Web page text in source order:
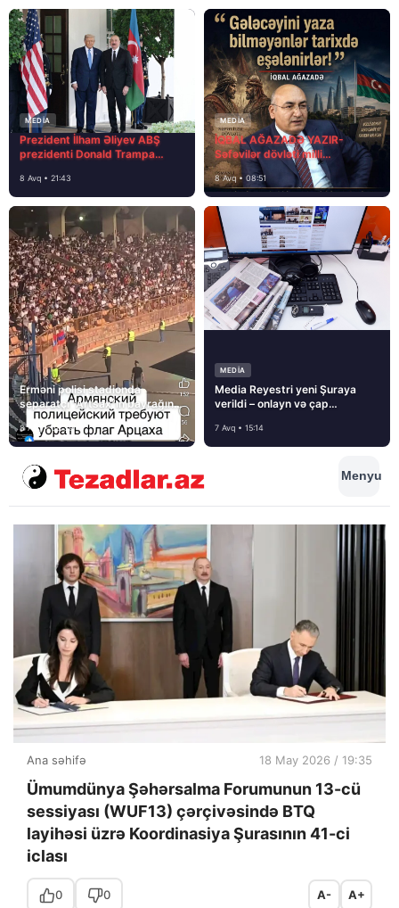
MEDİA
Prezident İlham Əliyev ABŞ
prezidenti Donald Trampa
8 Avq • 21:43
MEDİA
İQBAL AĞAZADƏ YAZIR-
Səfəvilər dövləti milli
dövlətdirmi?
8 Avq • 08:51
Erməni polisi stadionda
separatçı “Artsax”ın bayrağını
müsadirə etdi və…
8 Avq • 08:39
MEDİA
Media Reyestri yeni Şuraya
verildi – onlayn və çap
7 Avq • 15:14
Menyu
Ana səhifə 18 May 2026 / 19:35
Ümumdünya Şəhərsalma Forumunun 13-cü
sessiyası (WUF13) çərçivəsində BTQ
layihəsi üzrə Koordinasiya Şurasının 41-ci
iclası
0 0 A- A+